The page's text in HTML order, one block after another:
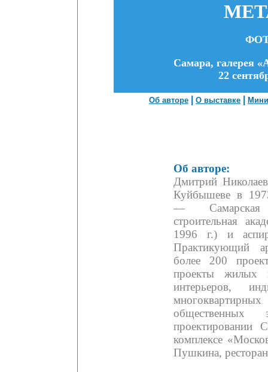
Самара, галерея
22
Об авторе О выставке
Об авторе:
Дмитрий
Куйбышеве в
— Самарская
строительная
1996 г.) и
Практикующий
более 200
проекты жилых
интерьеров,
проектировании
комплексе
Пушкина,